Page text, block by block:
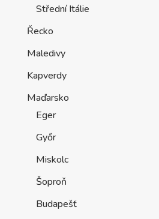
Střední Itálie
Řecko
Maledivy
Kapverdy
Maďarsko
Eger
Győr
Miskolc
Šoproň
Budapešť